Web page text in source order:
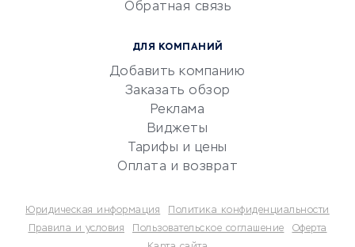
Юридические компании
Бухгалтерия онлайн
Потребительские кредиты
Обратная связь
ДЛЯ КОМПАНИЙ
Добавить компанию
Заказать обзор
Реклама
Виджеты
Тарифы и цены
Оплата и возврат
Юридическая информация
Политика конфиденциальности
Правила и условия
Пользовательское соглашение
Оферта